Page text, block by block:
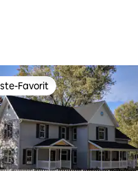
Gäste-Favorit.
Favorit